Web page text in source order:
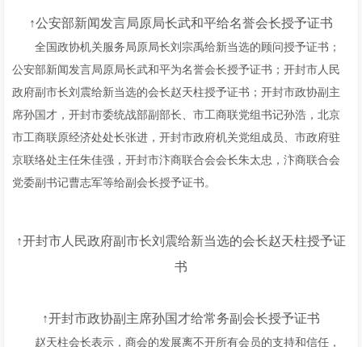
↑公安部新闻发言局原局长武和平给名誉会长授予证书
全国政协机关服务局原局长刘宗禹给新当选的顾问授予证书；
公安部新闻发言局原局长武和平为名誉会长授予证书；开封市人民
政府副市长刘震给新当选的会长赵天柱授予证书；开封市政协副主
席孙国才，开封市委统战部副部长、市工商联党组书记孙浩，北京
市工商联原经济处处长张进，开封市政府机关党组成员、市政府驻
京联络处主任朱佳强，开封市汴商联合会会长朱太忠，汴商联合会
党委副书记曹志军等给副会长授予证书。
↑开封市人民政府副市长刘震给新当选的会长赵天柱授予证
书
↑开封市政协副主席孙国才给常务副会长授予证书
赵天柱会长表示，商会的发展离不开所有会员的支持和信任，